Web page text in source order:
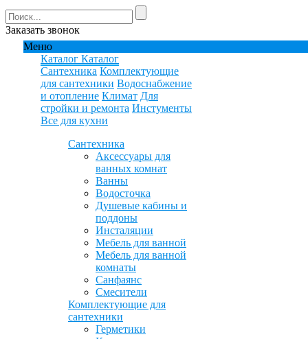
Заказать звонок
Меню
Каталог Каталог
Сантехника Комплектующие
для сантехники Водоснабжение
и отопление Климат Для
стройки и ремонта Инстументы
Все для кухни
Сантехника
Аксессуары для
ванных комнат
Ванны
Водосточка
Душевые кабины и
поддоны
Инсталяции
Мебель для ванной
Мебель для ванной
комнаты
Санфаянс
Смесители
Комплектующие для
сантехники
Герметики